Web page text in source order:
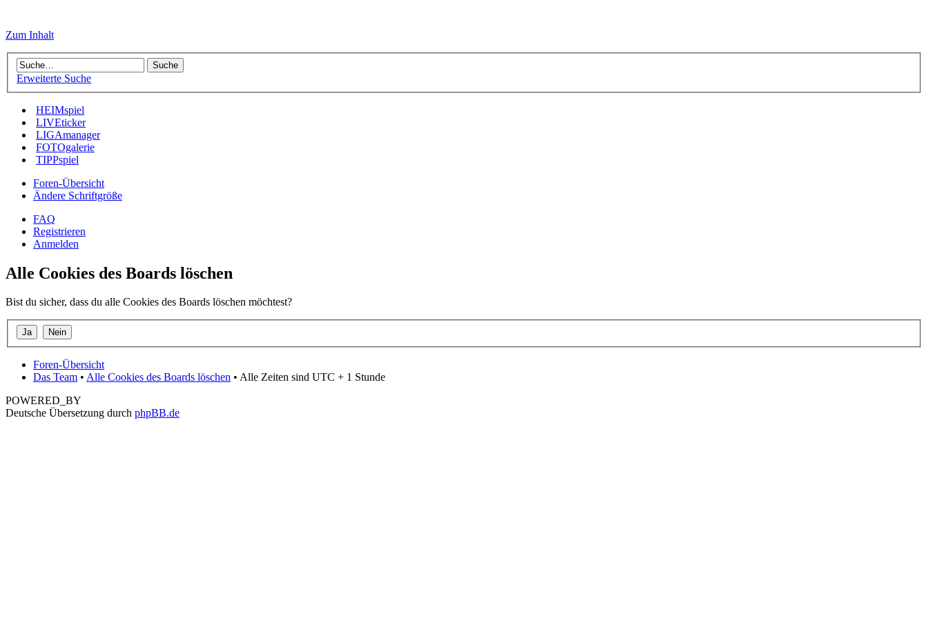
Zum Inhalt
Erweiterte Suche
HEIMspiel
LIVEticker
LIGAmanager
FOTOgalerie
TIPPspiel
Foren-Übersicht
Ändere Schriftgröße
FAQ
Registrieren
Anmelden
Alle Cookies des Boards löschen
Bist du sicher, dass du alle Cookies des Boards löschen möchtest?
Foren-Übersicht
Das Team • Alle Cookies des Boards löschen • Alle Zeiten sind UTC + 1 Stunde
POWERED_BY
Deutsche Übersetzung durch phpBB.de